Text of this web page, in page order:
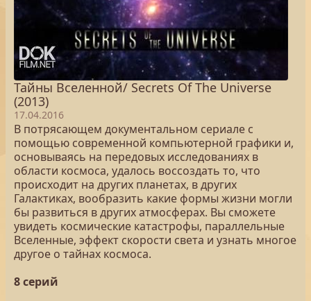
Тайны Вселенной/ Secrets Of The Universe
(2013)
17.04.2016
В потрясающем документальном сериале с
помощью современной компьютерной графики и,
основываясь на передовых исследованиях в
области космоса, удалось воссоздать то, что
происходит на других планетах, в других
Галактиках, вообразить какие формы жизни могли
бы развиться в других атмосферах. Вы сможете
увидеть космические катастрофы, параллельные
Вселенные, эффект скорости света и узнать многое
другое о тайнах космоса.
8 серий